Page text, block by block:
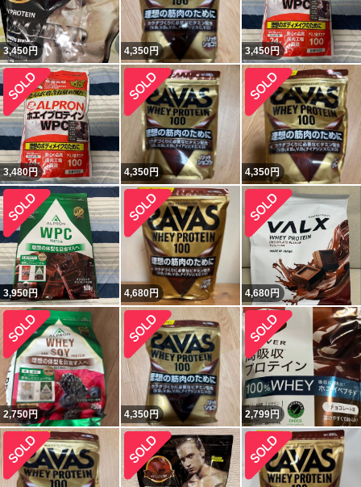
3,450円 4,350円 3,450円
3,480円 4,350円 4,350円
3,950円 4,680円 4,680円
2,750円 4,350円 2,799円